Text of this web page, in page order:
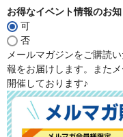
)
お得なイベント情報のお
可
否
メールマガジンをご購読
報をお届けします。また
開催しております♪